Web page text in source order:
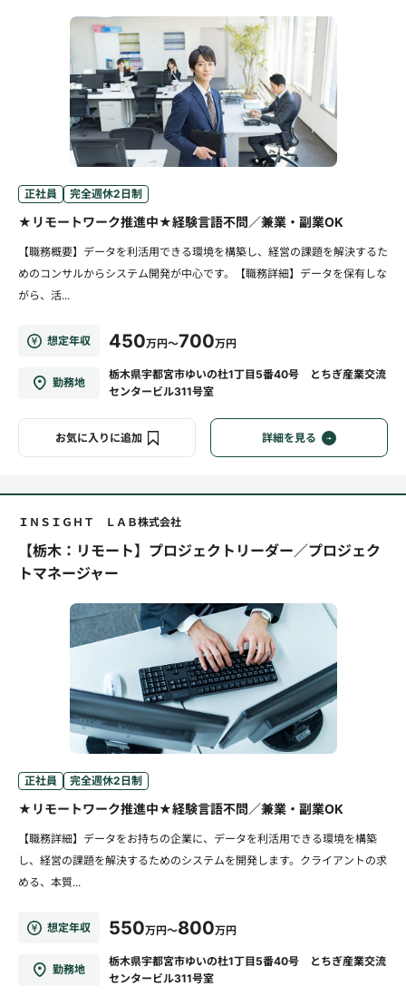
正社員 完全週休2日制
★リモートワーク推進中★経験言語不問／兼業・副業OK
【職務概要】データを利活用できる環境を構築し、経営の課題を解決するた
めのコンサルからシステム開発が中心です。【職務詳細】データを保有しな
がら、活...
想定年収 450万円～700万円
勤務地
栃木県宇都宮市ゆいの杜1丁目5番40号 とちぎ産業交流
センタービル311号室
お気に入りに追加 詳細を見る
ＩＮＳＩＧＨＴ ＬＡＢ株式会社
【栃木：リモート】プロジェクトリーダー／プロジェク
トマネージャー
正社員 完全週休2日制
★リモートワーク推進中★経験言語不問／兼業・副業OK
【職務詳細】データをお持ちの企業に、データを利活用できる環境を構築
し、経営の課題を解決するためのシステムを開発します。クライアントの求
める、本質...
想定年収 550万円～800万円
勤務地
栃木県宇都宮市ゆいの杜1丁目5番40号 とちぎ産業交流
センタービル311号室